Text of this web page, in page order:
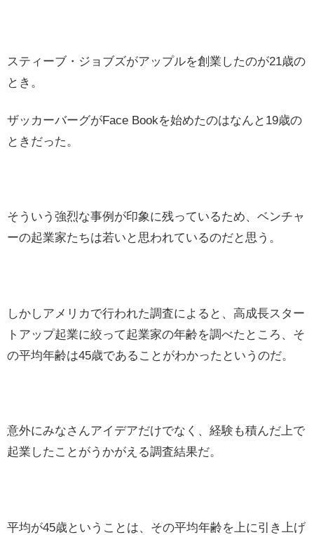
スティーブ・ジョブズがアップルを創業したのが21歳の
とき。
ザッカーバーグがFace Bookを始めたのはなんと19歳の
ときだった。
そういう強烈な事例が印象に残っているため、ベンチャ
ーの起業家たちは若いと思われているのだと思う。
しかしアメリカで行われた調査によると、高成長スター
トアップ起業に絞って起業家の年齢を調べたところ、そ
の平均年齢は45歳であることがわかったというのだ。
意外にみなさんアイデアだけでなく、経験も積んだ上で
起業したことがうかがえる調査結果だ。
平均が45歳ということは、その平均年齢を上に引き上げ